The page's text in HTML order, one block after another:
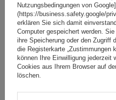
122,19 €inkl. MwSt
Große Menge verfügbar Wir
In den
Warenkorb
AUSVERKAUFT
Nutzungsbedingungen von Google]
(https://business.safety.google/
erklären Sie sich damit
Computer gespeichert werden.
ihre Speicherung oder den Zugriff
die Registerkarte „Zustimmungen
können Ihre Einwilligung jederzeit
Cookies aus Ihrem Browser auf
löschen.